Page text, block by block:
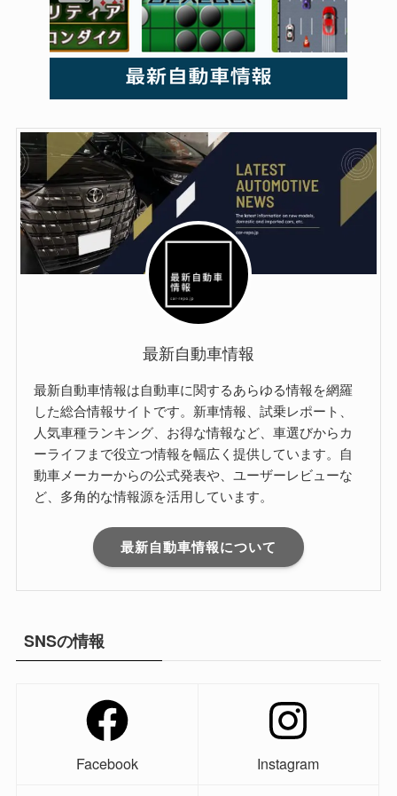
最新自動車情報
最新自動車情報は自動車に関するあらゆる情報を網羅
した総合情報サイトです。新車情報、試乗レポート、
人気車種ランキング、お得な情報など、車選びからカ
ーライフまで役立つ情報を幅広く提供しています。自
動車メーカーからの公式発表や、ユーザーレビューな
ど、多角的な情報源を活用しています。
最新自動車情報について
SNSの情報
Facebook Instagram